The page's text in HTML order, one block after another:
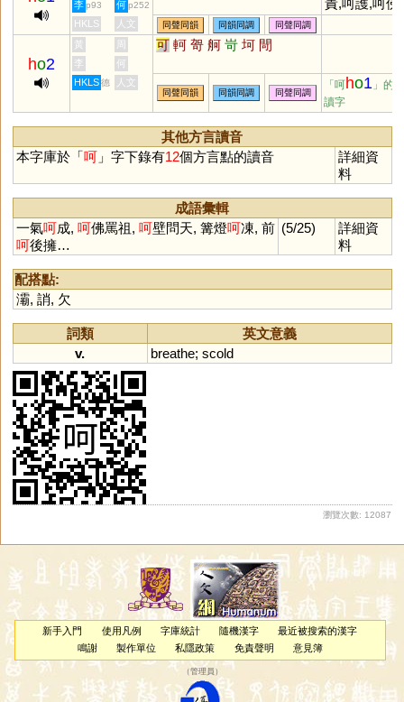
責,呵護,呵佛
祖,呵壁問天,
氣呵成
李 p93 何 p252
HKLS 人文 同聲同韻 同韻同調 同聲同調
ho2
黃 周 可 軻 哿 舸 岢 坷 閜
李
何
HKLS 德 人文
同聲同韻 同韻同調 同聲同調
「呵ho1 」的
讀字
其他方言讀音
本字庫於「呵」字下錄有12個方言點的讀音
詳細資
料
成語彙輯
一氣呵成, 呵佛罵祖, 呵壁問天, 篝燈呵凍, 前
呵後擁…
(5/25)
詳細資
料
配搭點:
灞, 誚, 欠
詞類
英文意義
v.
breathe; scold
瀏覽次數: 12087
新手入門 使用凡例 字庫統計 隨機漢字
最近被搜索的漢字
鳴謝
製作單位 私隱政策 免責聲明 意見簿
（管理員 ）